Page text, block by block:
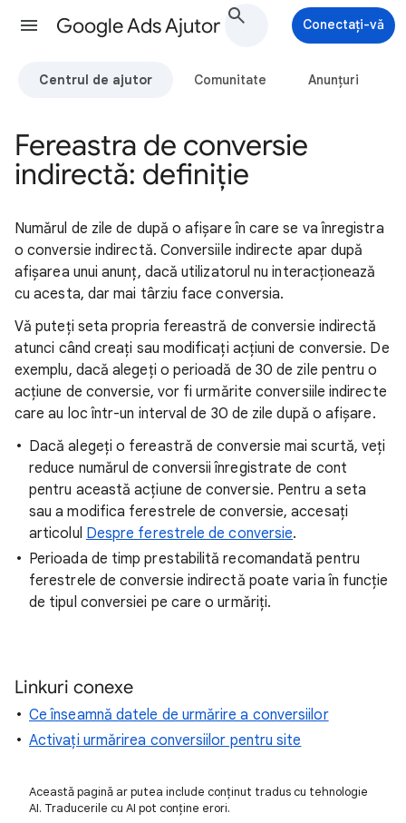
Google Ads Ajutor Conectați-vă
Centrul de ajutor Comunitate Anunțuri
Fereastra de conversie
indirectă: definiție
Numărul de zile de după o afișare în care se va înregistra
o conversie indirectă. Conversiile indirecte apar după
afișarea unui anunț, dacă utilizatorul nu interacționează
cu acesta, dar mai târziu face conversia.
Vă puteți seta propria fereastră de conversie indirectă
atunci când creați sau modificați acțiuni de conversie. De
exemplu, dacă alegeți o perioadă de 30 de zile pentru o
acțiune de conversie, vor fi urmărite conversiile indirecte
care au loc într-un interval de 30 de zile după o afișare.
Dacă alegeți o fereastră de conversie mai scurtă, veți
reduce numărul de conversii înregistrate de cont
pentru această acțiune de conversie. Pentru a seta
sau a modifica ferestrele de conversie, accesați
articolul Despre ferestrele de conversie.
Perioada de timp prestabilită recomandată pentru
ferestrele de conversie indirectă poate varia în funcție
de tipul conversiei pe care o urmăriți.
Linkuri conexe
Ce înseamnă datele de urmărire a conversiilor
Activați urmărirea conversiilor pentru site
Această pagină ar putea include conținut tradus cu tehnologie
AI. Traducerile cu AI pot conține erori.